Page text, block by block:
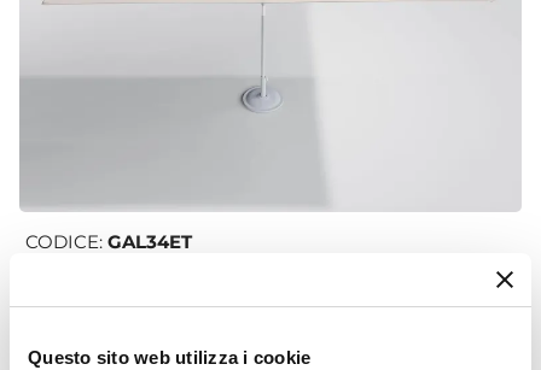
Questo sito web utilizza i cookie
CODICE: GAL34ET
€ 31,00